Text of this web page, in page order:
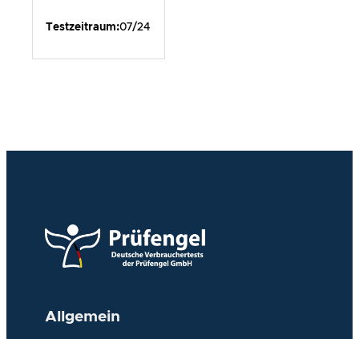
Testzeitraum:07/24
Allgemein